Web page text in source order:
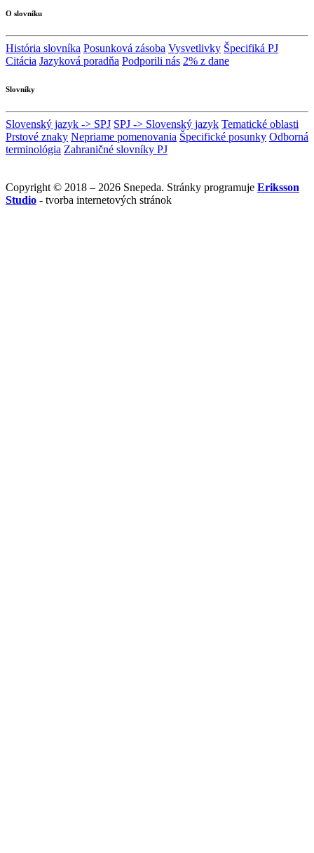
O slovníku
História slovníka Posunková zásoba Vysvetlivky Špecifiká PJ
Citácia Jazyková poradňa Podporili nás 2% z dane
Slovníky
Slovenský jazyk -> SPJ SPJ -> Slovenský jazyk Tematické oblasti
Prstové znaky Nepriame pomenovania Špecifické posunky Odborná
terminológia Zahraničné slovníky PJ
Copyright © 2018 – 2026 Snepeda. Stránky programuje Eriksson
Studio - tvorba internetových stránok